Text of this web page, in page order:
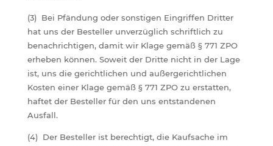
(3) Bei Pfändung oder sonstigen Eingriffen Dritter
hat uns der Besteller unverzüglich schriftlich zu
benachrichtigen, damit wir Klage gemäß § 771 ZPO
erheben können. Soweit der Dritte nicht in der Lage
ist, uns die gerichtlichen und außergerichtlichen
Kosten einer Klage gemäß § 771 ZPO zu erstatten,
haftet der Besteller für den uns entstandenen
Ausfall.
(4) Der Besteller ist berechtigt, die Kaufsache im